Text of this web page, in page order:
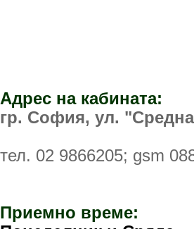
Адрес на кабината:
гр. София, ул. "Средна
тел. 02 9866205; gsm
Приемно време: